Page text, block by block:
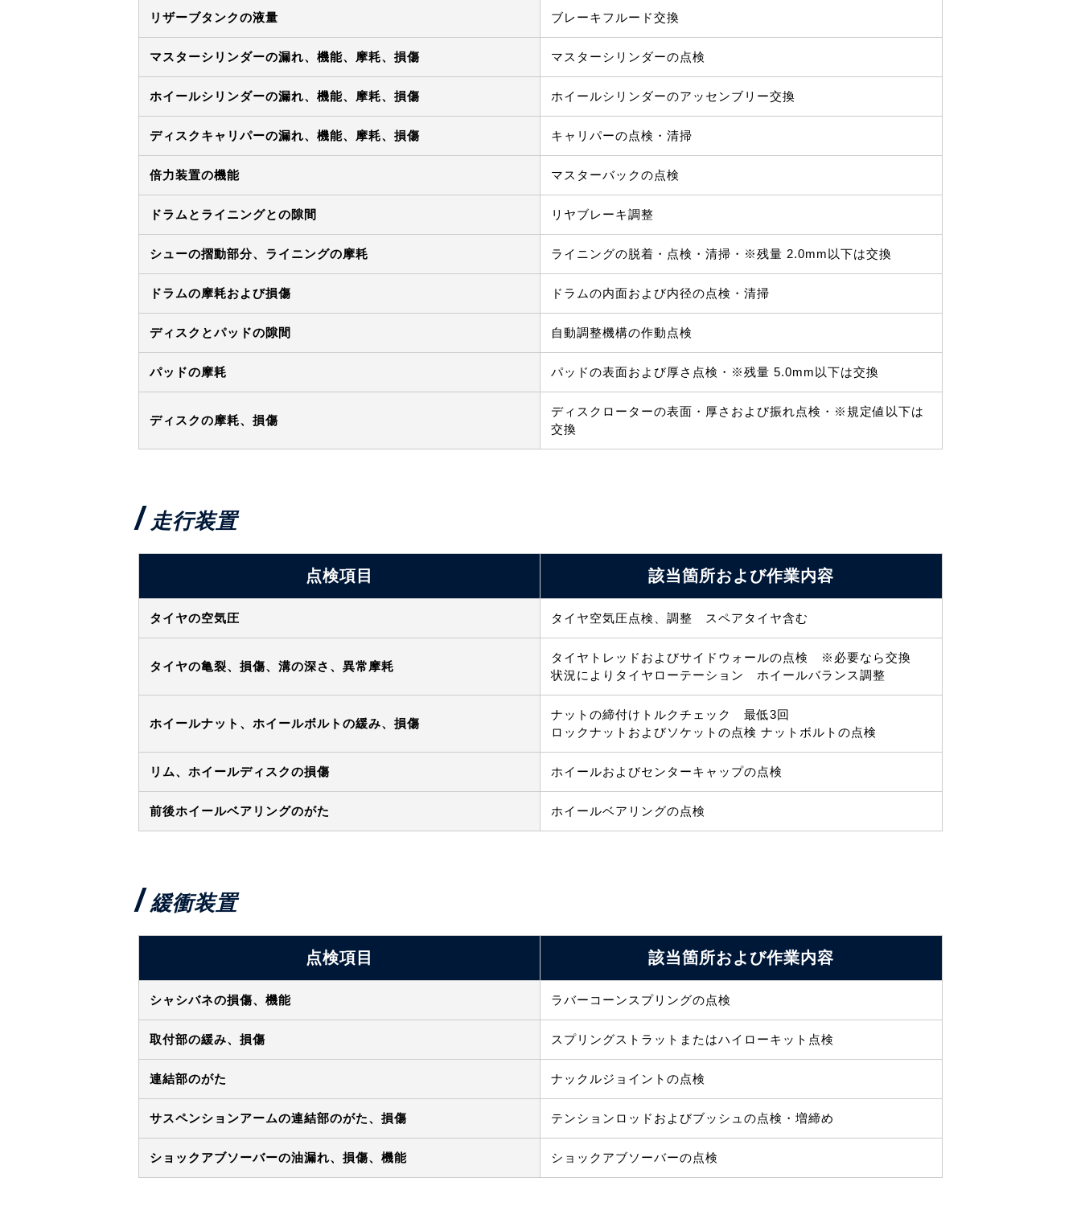
リザーブタンクの液量 ブレーキフルード交換
マスターシリンダーの漏れ、機能、摩耗、損傷 マスターシリンダーの点検
ホイールシリンダーの漏れ、機能、摩耗、損傷 ホイールシリンダーのアッセンブリー交換
ディスクキャリパーの漏れ、機能、摩耗、損傷 キャリパーの点検・清掃
倍力装置の機能 マスターバックの点検
ドラムとライニングとの隙間 リヤブレーキ調整
シューの摺動部分、ライニングの摩耗 ライニングの脱着・点検・清掃・※残量 2.0mm以下は交換
ドラムの摩耗および損傷 ドラムの内面および内径の点検・清掃
ディスクとパッドの隙間 自動調整機構の作動点検
パッドの摩耗 パッドの表面および厚さ点検・※残量 5.0mm以下は交換
ディスクの摩耗、損傷
ディスクローターの表面・厚さおよび振れ点検・※規定値以下は
交換
走行装置
点検項目 該当箇所および作業内容
タイヤの空気圧 タイヤ空気圧点検、調整 スペアタイヤ含む
タイヤの亀裂、損傷、溝の深さ、異常摩耗
タイヤトレッドおよびサイドウォールの点検 ※必要なら交換
状況によりタイヤローテーション ホイールバランス調整
ホイールナット、ホイールボルトの緩み、損傷
ナットの締付けトルクチェック 最低3回
ロックナットおよびソケットの点検 ナットボルトの点検
リム、ホイールディスクの損傷 ホイールおよびセンターキャップの点検
前後ホイールベアリングのがた ホイールベアリングの点検
緩衝装置
点検項目 該当箇所および作業内容
シャシバネの損傷、機能 ラバーコーンスプリングの点検
取付部の緩み、損傷 スプリングストラットまたはハイローキット点検
連結部のがた ナックルジョイントの点検
サスペンションアームの連結部のがた、損傷 テンションロッドおよびブッシュの点検・増締め
ショックアブソーバーの油漏れ、損傷、機能 ショックアブソーバーの点検